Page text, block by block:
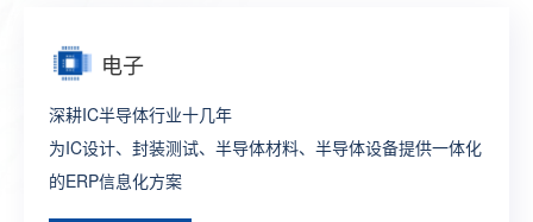
电子
深耕IC半导体行业十几年
为IC设计、封装测试、半导体材料、半导体设备提供一体化
的ERP信息化方案
制造
制造行业全供应链ERP流程方案
构建完整的大供应链管理体系，提供各个层面个性化，行业
化的ERP定制方案
汽配
打造生产全程一体化全业务链SAP解决方案
为制造型企业构建数字化工厂整体型ERP系统方案
零售
一款端到端闭环式的新零售一体化SAP解决方案
整合线上线下建立多渠道触达式消费体系，构建智慧型零售
综合型ERP方案
贸易
为外贸企业提供管理及运营一体化的ERP深度解决方案，让
外贸企业通过精细化管理实现效率最大化